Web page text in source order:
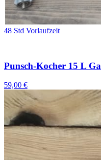
48 Std Vorlaufzeit
Punsch-Kocher 15 L
59,00 €